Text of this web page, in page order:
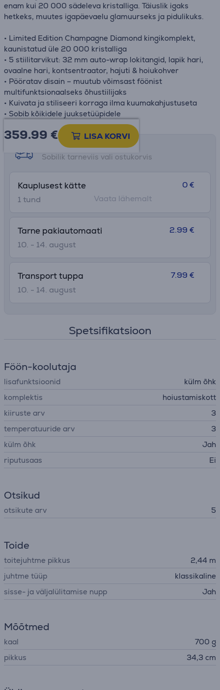
enam kui 20 000 sädeleva kristalliga. Täiuslik igaks
hetkeks, muutes igapäevaelu glamuurseks ja pidulikuks.
• Limited Edition Champagne Diamond kingikomplekt,
kaunistatud üle 20 000 kristalliga
• 5 stiilitarvikut: 32 mm auto-wrap lokitangid, lapik hari,
ovaalne hari, kontsentraator, hajuti & hoiukohver
• Pööratav disain – muutub võimsast föönist
multifunktsionaalseks õhustiilijaks
• Kuivata ja stiliseeri korraga ilma kuumakahjustuseta
• Sobib kõikidele juuksetüüpidele
359.99 € LISA KORVI
Tarne võimalused
Sobilik tarneviis vali ostukorvis
Kauplusest kätte
1 tund
0 €
Vaata lähemalt
Tarne pakiautomaati
10. - 14. august
2.99 €
Transport tuppa
10. - 14. august
7.99 €
Spetsifikatsioon
Föön-koolutaja
lisafunktsioonid
külm õhk
komplektis
hoiustamiskott
kiiruste arv
3
temperatuuride arv
3
külm õhk
Jah
riputusaas
Ei
Otsikud
otsikute arv 5
Toide
toitejuhtme pikkus
2,44 m
juhtme tüüp
klassikaline
sisse- ja väljalülitamise nupp
Jah
Mõõtmed
kaal
700 g
pikkus
34,3 cm